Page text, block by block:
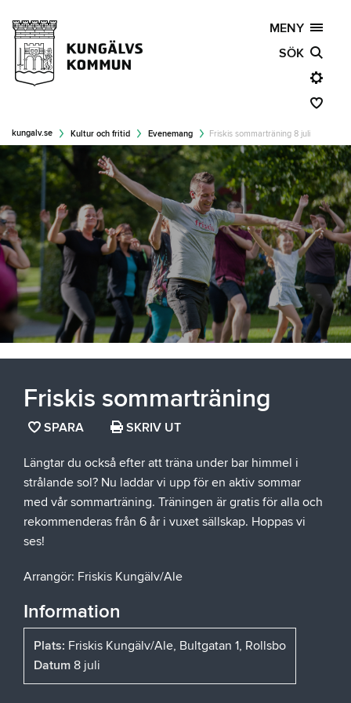
MENY
SÖK
kungalv.se Kultur och fritid Evenemang Friskis sommarträning 8 juli
Friskis sommarträning
SPARA SPARA
SOM
FAVORIT
SKRIV UT
Längtar du också efter att träna under bar himmel i
strålande sol? Nu laddar vi upp för en aktiv sommar
med vår sommarträning. Träningen är gratis för alla och
rekommenderas från 6 år i vuxet sällskap. Hoppas vi
ses!
Arrangör: Friskis Kungälv/Ale
Information
Plats: Friskis Kungälv/Ale, Bultgatan 1, Rollsbo
Datum 8 juli